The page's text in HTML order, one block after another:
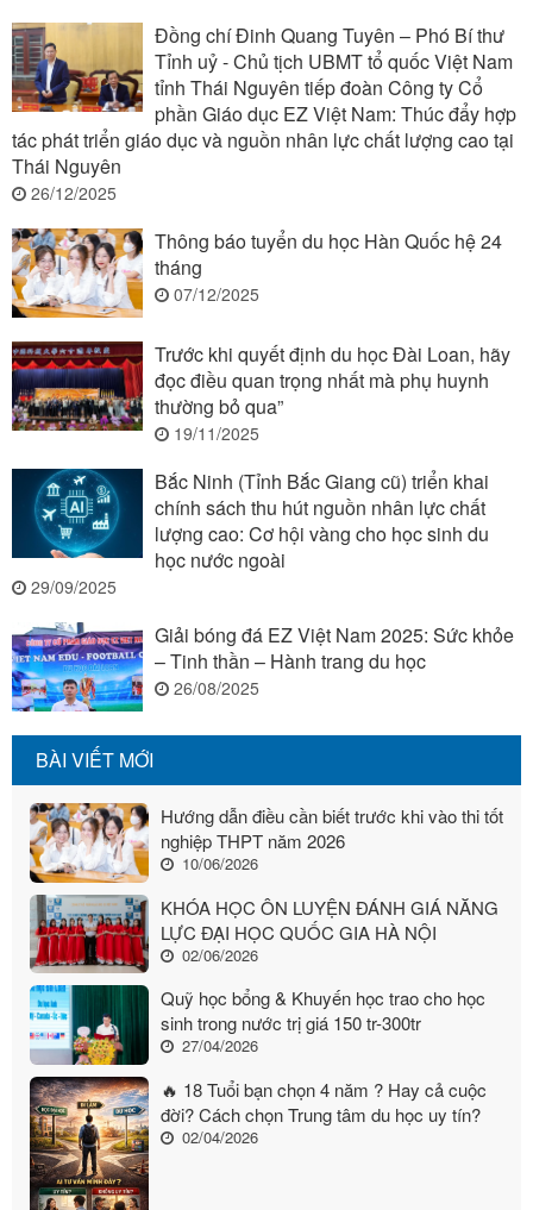
Đồng chí Đinh Quang Tuyên – Phó Bí thư
Tỉnh uỷ - Chủ tịch UBMT tổ quốc Việt Nam
tỉnh Thái Nguyên tiếp đoàn Công ty Cổ
phần Giáo dục EZ Việt Nam: Thúc đẩy hợp
tác phát triển giáo dục và nguồn nhân lực chất lượng cao tại
Thái Nguyên
26/12/2025
Thông báo tuyển du học Hàn Quốc hệ 24
tháng
07/12/2025
Trước khi quyết định du học Đài Loan, hãy
đọc điều quan trọng nhất mà phụ huynh
thường bỏ qua”
19/11/2025
Bắc Ninh (Tỉnh Bắc Giang cũ) triển khai
chính sách thu hút nguồn nhân lực chất
lượng cao: Cơ hội vàng cho học sinh du
học nước ngoài
29/09/2025
Giải bóng đá EZ Việt Nam 2025: Sức khỏe
– Tinh thần – Hành trang du học
26/08/2025
BÀI VIẾT MỚI
Hướng dẫn điều cần biết trước khi vào thi tốt
nghiệp THPT năm 2026
10/06/2026
KHÓA HỌC ÔN LUYỆN ĐÁNH GIÁ NĂNG
LỰC ĐẠI HỌC QUỐC GIA HÀ NỘI
02/06/2026
Quỹ học bổng & Khuyến học trao cho học
sinh trong nước trị giá 150 tr-300tr
27/04/2026
🔥 18 Tuổi bạn chọn 4 năm ? Hay cả cuộc
đời? Cách chọn Trung tâm du học uy tín?
02/04/2026